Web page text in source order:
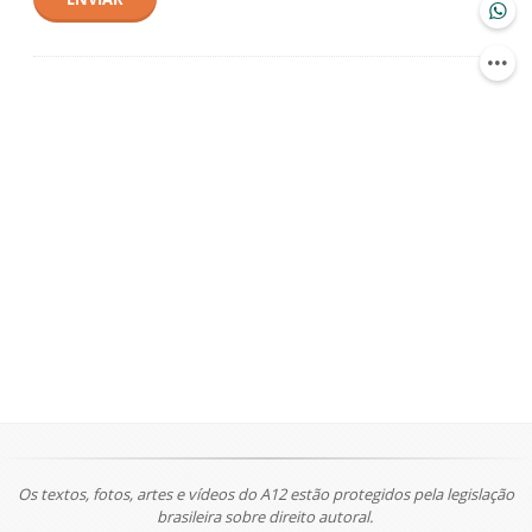
Os textos, fotos, artes e vídeos do A12 estão protegidos pela legislação
brasileira sobre direito autoral.